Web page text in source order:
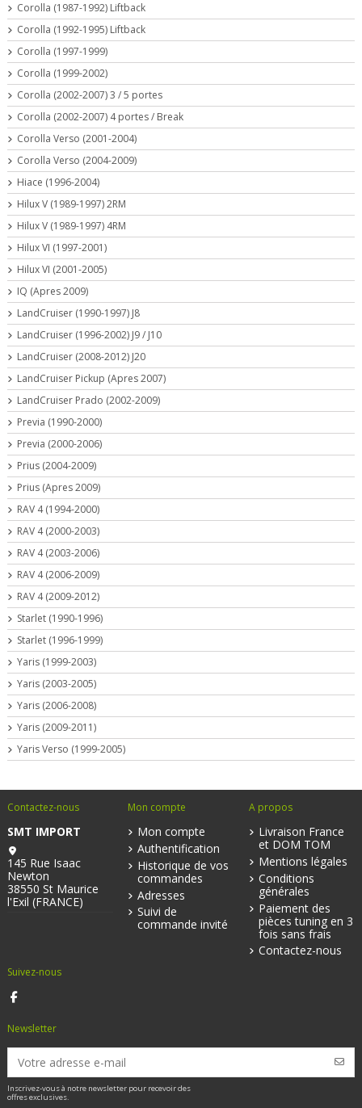
Corolla (1987-1992) Liftback
Corolla (1992-1995) Liftback
Corolla (1997-1999)
Corolla (1999-2002)
Corolla (2002-2007) 3 / 5 portes
Corolla (2002-2007) 4 portes / Break
Corolla Verso (2001-2004)
Corolla Verso (2004-2009)
Hiace (1996-2004)
Hilux V (1989-1997) 2RM
Hilux V (1989-1997) 4RM
Hilux VI (1997-2001)
Hilux VI (2001-2005)
IQ (Apres 2009)
LandCruiser (1990-1997) J8
LandCruiser (1996-2002) J9 / J10
LandCruiser (2008-2012) J20
LandCruiser Pickup (Apres 2007)
LandCruiser Prado (2002-2009)
Previa (1990-2000)
Previa (2000-2006)
Prius (2004-2009)
Prius (Apres 2009)
RAV 4 (1994-2000)
RAV 4 (2000-2003)
RAV 4 (2003-2006)
RAV 4 (2006-2009)
RAV 4 (2009-2012)
Starlet (1990-1996)
Starlet (1996-1999)
Yaris (1999-2003)
Yaris (2003-2005)
Yaris (2006-2008)
Yaris (2009-2011)
Yaris Verso (1999-2005)
Contactez-nous
SMT IMPORT
145 Rue Isaac
Newton
38550 St Maurice
l'Exil (FRANCE)
Mon compte
Mon compte
Authentification
Historique de vos
commandes
Adresses
Suivi de
commande invité
A propos
Livraison France
et DOM TOM
Mentions légales
Conditions
générales
Paiement des
pièces tuning en 3
fois sans frais
Contactez-nous
Suivez-nous
Newsletter
Inscrivez-vous à notre newsletter pour recevoir des
offres exclusives.